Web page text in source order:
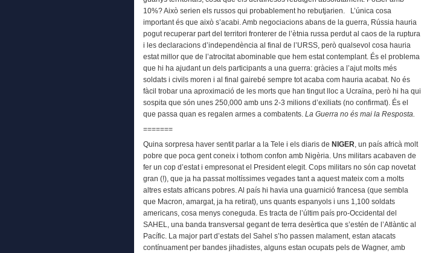
10%? Això serien els russos qui probablement ho rebutjarien. L’única cosa
important és que això s’acabi. Amb negociacions abans de la guerra, Rússia hauria
pogut recuperar part del territori fronterer de l’ètnia russa perdut al caos de la ruptura
i les declaracions d’independència al final de l’URSS, però qualsevol cosa hauria
estat millor que de l’atrocitat abominable que hem estat contemplant. És el problema
que hi ha ajudant un dels participants a una guerra: gràcies a l’ajut molts més
soldats i civils moren i al final gairebé sempre tot acaba com hauria acabat. No és
fàcil trobar una aproximació de les morts que han tingut lloc a Ucraïna, però hi ha qui
sospita que són unes 250,000 amb uns 2-3 milions d’exiliats (no confirmat). És el
que passa quan es regalen armes a combatents. La Guerra no és mai la Resposta.
=======
Quina sorpresa haver sentit parlar a la Tele i els diaris de NIGER, un país africà molt
pobre que poca gent coneix i tothom confon amb Nigèria. Uns militars acabaven de
fer un cop d’estat i empresonat el President elegit. Cops militars no són cap novetat
gran (!), que ja ha passat moltíssimes vegades tant a aquest mateix com a molts
altres estats africans pobres. Al país hi havia una guarnició francesa (que sembla
que Macron, amargat, ja ha retirat), uns quants espanyols i uns 1,100 soldats
americans, cosa menys coneguda. Es tracta de l’últim país pro-Occidental del
SAHEL, una banda transversal gegant de terra desèrtica que s’estén de l’Atlàntic al
Pacífic. La major part d’estats del Sahel s’ho passen malament, estan atacats
contínuament per bandes jihadistes, alguns estan ocupats pels de Wagner, amb